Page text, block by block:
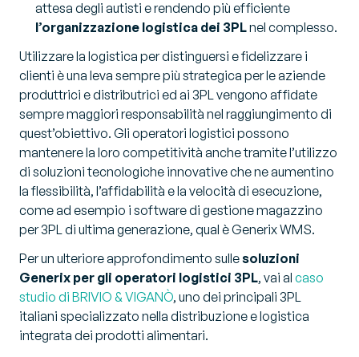
attesa degli autisti e rendendo più efficiente
l’organizzazione logistica dei 3PLnel complesso.
Utilizzare la logistica per distinguersi e fidelizzare i
clienti è una leva sempre più strategica per le aziende
produttrici e distributrici ed ai 3PL vengono affidate
sempre maggiori responsabilità nel raggiungimento di
quest’obiettivo. Gli operatori logistici possono
mantenere la loro competitività anche tramite l’utilizzo
di soluzioni tecnologiche innovative che ne aumentino
la flessibilità, l’affidabilità e la velocità di esecuzione,
come ad esempio i software di gestione magazzino
per 3PL di ultima generazione, qual è Generix WMS.
Per un ulteriore approfondimento sullesoluzioni
Generix per gli operatori logistici 3PL, vai al caso
studio di BRIVIO & VIGANÒ, uno dei principali 3PL
italiani specializzato nella distribuzione e logistica
integrata dei prodotti alimentari.